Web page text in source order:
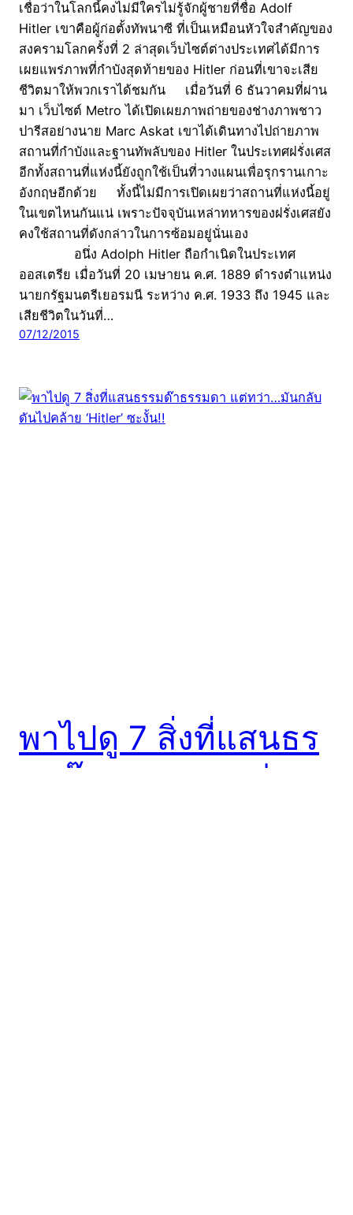
เชื่อว่าในโลกนี้คงไม่มีใครไม่รู้จักผู้ชายที่ชื่อ Adolf
Hitler เขาคือผู้ก่อตั้งทัพนาซี ที่เป็นเหมือนหัวใจสำคัญของ
สงครามโลกครั้งที่ 2 ล่าสุดเว็บไซต์ต่างประเทศได้มีการ
เผยแพร่ภาพที่กำบังสุดท้ายของ Hitler ก่อนที่เขาจะเสีย
ชีวิตมาให้พวกเราได้ชมกัน เมื่อวันที่ 6 ธันวาคมที่ผ่าน
มา เว็บไซต์ Metro ได้เปิดเผยภาพถ่ายของช่างภาพชาว
ปารีสอย่างนาย Marc Askat เขาได้เดินทางไปถ่ายภาพ
สถานที่กำบังและฐานทัพลับของ Hitler ในประเทศฝรั่งเศส
อีกทั้งสถานที่แห่งนี้ยังถูกใช้เป็นที่วางแผนเพื่อรุกรานเกาะ
อังกฤษอีกด้วย ทั้งนี้ไม่มีการเปิดเผยว่าสถานที่แห่งนี้อยู่
ในเขตไหนกันแน่ เพราะปัจจุบันเหล่าทหารของฝรั่งเศสยัง
คงใช้สถานที่ดังกล่าวในการซ้อมอยู่นั่นเอง
อนึ่ง Adolph Hitler ถือกำเนิดในประเทศ
ออสเตรีย เมื่อวันที่ 20 เมษายน ค.ศ. 1889 ดำรงตำแหน่ง
นายกรัฐมนตรีเยอรมนี ระหว่าง ค.ศ. 1933 ถึง 1945 และ
เสียชีวิตในวันที่…
07/12/2015
พาไปดู 7 สิ่งที่แสนธร
รมด๊าธรรมดา แต่